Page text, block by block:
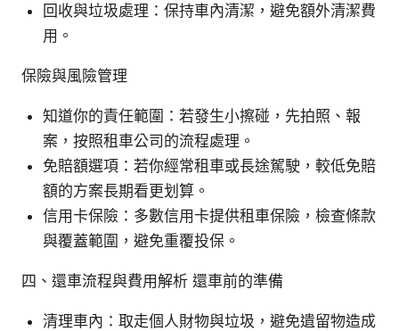
回收與垃圾處理：保持車內清潔，避免額外清潔費
用。
保險與風險管理
知道你的責任範圍：若發生小擦碰，先拍照、報
案，按照租車公司的流程處理。
免賠額選項：若你經常租車或長途駕駛，較低免賠
額的方案長期看更划算。
信用卡保險：多數信用卡提供租車保險，檢查條款
與覆蓋範圍，避免重覆投保。
四、還車流程與費用解析 還車前的準備
清理車內：取走個人財物與垃圾，避免遺留物造成